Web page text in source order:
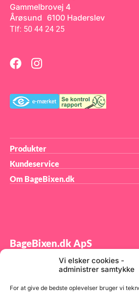
Vi elsker cookies -
administrer samtykke
For at give de bedste oplevelser bruger vi
bagværk om til
skræmmende festlige
kreationer.
Gammelbrovej 4
Årøsund 6100 Haderslev
Tlf: 50 44 24 25
Produkter
Kundeservice
Om BageBixen.dk
BageBixen.dk ApS
Tilmeld dig vores nyhedsbrev og
samt spændende produktnyheder
indbakke.